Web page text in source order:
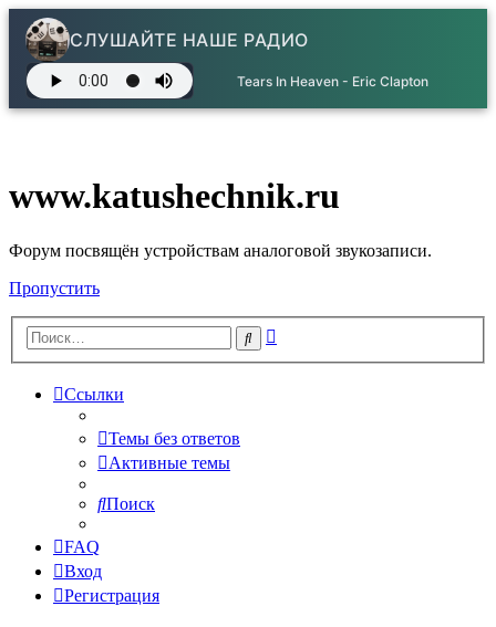
СЛУШАЙТЕ НАШЕ РАДИО
Tears In Heaven - Eric Clapton
www.katushechnik.ru
Форум посвящён устройствам аналоговой звукозаписи.
Пропустить
Поиск
Ссылки
Темы без ответов
Активные темы
Поиск
FAQ
Вход
Регистрация